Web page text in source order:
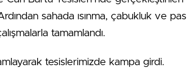
sahada ısınma, çabukluk ve pas
tamamlandı.
tesislerimizde kampa girdi.